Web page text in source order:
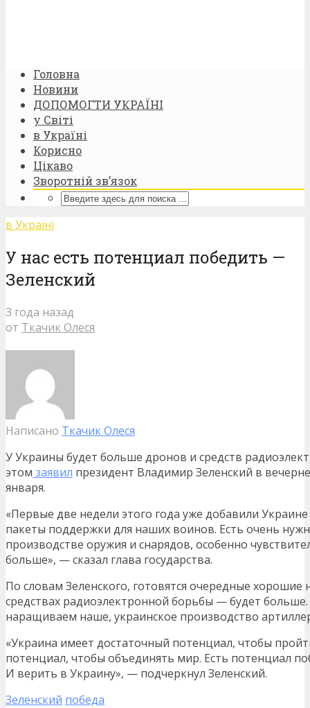
Головна
Новини
ДОПОМОГТИ УКРАЇНІ
у Світі
в Україні
Корисно
Цікаво
Зворотній зв’язок
в Україні
У нас есть потенциал победить —
Зеленский
3 года назад
от Ткачик Олеся
Написано Ткачик Олеся
У Украины будет больше дронов и средств
этом заявил президент Владимир Зеленский в
января.
«Первые две недели этого года уже добавили
пакеты поддержки для наших воинов. Есть очень
производстве оружия и снарядов, особенно
больше», — сказал глава государства.
По словам Зеленского, готовятся очередные
средствах радиоэлектронной борьбы — будет
наращиваем наше, украинское производство
«Украина имеет достаточный потенциал, чтобы
потенциал, чтобы объединять мир. Есть потенциал
И верить в Украину», — подчеркнул Зеленский.
Зеленский победа